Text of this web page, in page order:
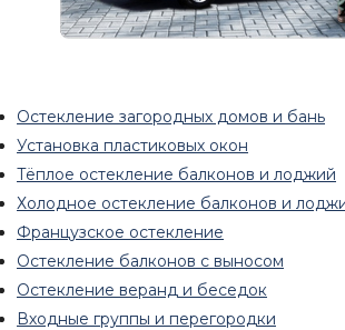
Остекление загородных домов и бань
Установка пластиковых окон
Тёплое остекление балконов и лоджий
Холодное остекление балконов и
Французское остекление
Остекление балконов с выносом
Остекление веранд и беседок
Входные группы и перегородки